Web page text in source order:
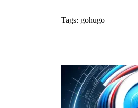
Tags: gohugo